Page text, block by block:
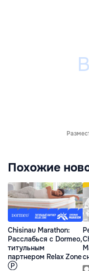
Похожие
Chisinau Marathon:
Расслабься с Dormeo,
титульным
партнером Relax Zone
Ⓟ